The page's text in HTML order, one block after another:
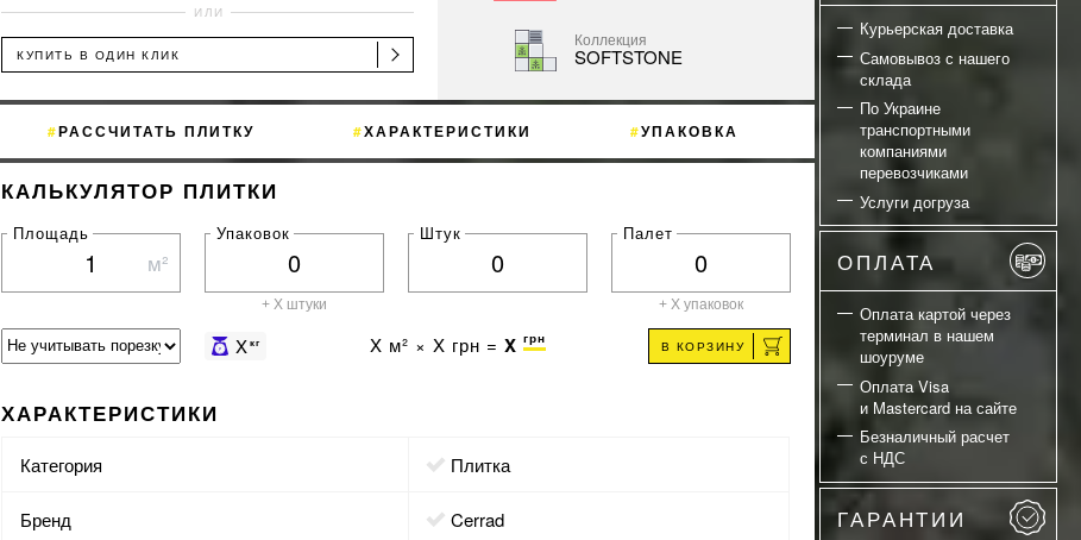
ИЛИ
КУПИТЬ В ОДИН КЛИК
Коллекция
SOFTSTONE
РАССЧИТАТЬ ПЛИТКУ ХАРАКТЕРИСТИКИ УПАКОВКА
КАЛЬКУЛЯТОР ПЛИТКИ
Площадь
м²
Упаковок
+ X штуки
Штук Палет
+ X упаковок
X кг X м² × X грн = X грн В КОРЗИНУ
ХАРАКТЕРИСТИКИ
Категория Плитка
Бренд Cerrad
Курьерская доставка
Самовывоз с нашего
склада
По Украине
транспортными
компаниями
перевозчиками
Услуги догруза
ОПЛАТА
Оплата картой через
терминал в нашем
шоуруме
Оплата Visa
и Mastercard на сайте
Безналичный расчет
с НДС
ГАРАНТИИ